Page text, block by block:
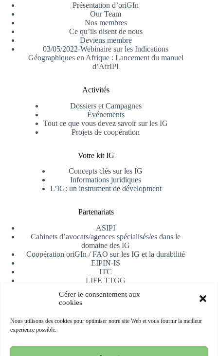
Gérer le consentement aux
cookies
Nous utilisons des cookies pour optimiser notre site Web et vous fournir la meilleur
experience possible.
Présentation d’oriGIn
Our Team
Nos membres
Ce qu’ils disent de nous
Deviens membre
03/05/2022-Webinaire sur les Indications
Géographiques en Afrique : Lancement du manuel
d’AfrIPI
Activités
Dossiers et Campagnes
Événements
Tout ce que vous devez savoir sur les IG
Projets de coopération
Votre kit IG
Concepts clés sur les IG
Informations juridiques
L’IG: un instrument de dévelopment
Partenariats
ASIPI
Cabinets d’avocats/agences spécialisés/es dans le
domaine des IG
Coopération oriGIn / FAO sur les IG et la durabilité
EIPIN-IS
ITC
LIFE TTGG
AfrIPI
Recevoir notre newsletter